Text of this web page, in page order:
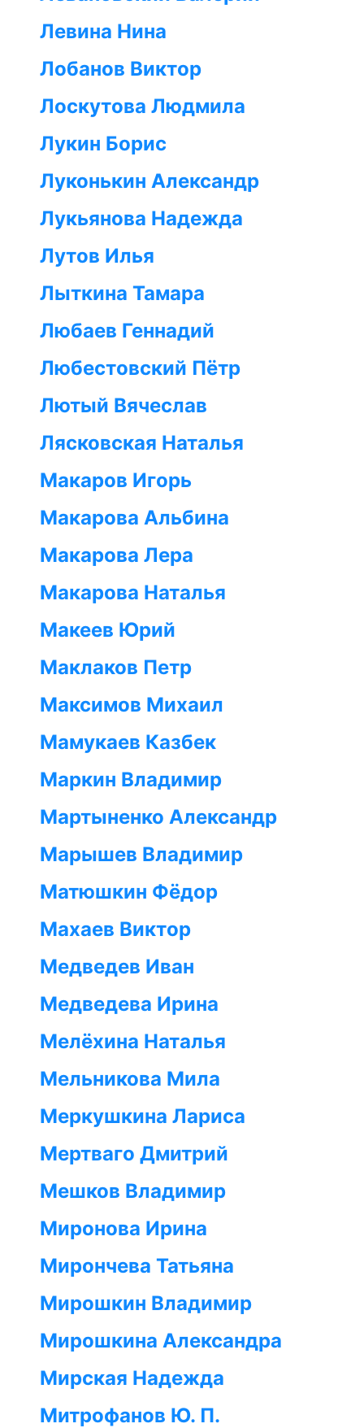
Левина Нина
Лобанов Виктор
Лоскутова Людмила
Лукин Борис
Луконькин Александр
Лукьянова Надежда
Лутов Илья
Лыткина Тамара
Любаев Геннадий
Любестовский Пётр
Лютый Вячеслав
Лясковская Наталья
Макаров Игорь
Макарова Альбина
Макарова Лера
Макарова Наталья
Макеев Юрий
Маклаков Петр
Максимов Михаил
Мамукаев Казбек
Маркин Владимир
Мартыненко Александр
Марышев Владимир
Матюшкин Фёдор
Махаев Виктор
Медведев Иван
Медведева Ирина
Мелёхина Наталья
Мельникова Мила
Меркушкина Лариса
Мертваго Дмитрий
Мешков Владимир
Миронова Ирина
Мирончева Татьяна
Мирошкин Владимир
Мирошкина Александра
Мирская Надежда
Митрофанов Ю. П.